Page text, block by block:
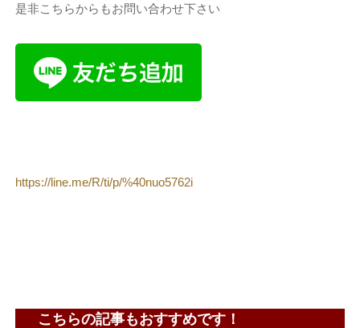
是非こちらからもお問い合わせ下さい
https://line.me/R/ti/p/%40nuo5762i
こちらの記事もおすすめです！